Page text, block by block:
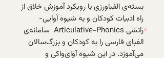
بسته‌ی الفباورزی با رویکرد آموزش خلاق از
راه ادبیات کودکان و به شیوه آوایی-
رانشی Articulative-Phonics سامانه‌ی
الفبای فارسی را به کودکان و بزرگ‌سالان
می‌آموزد. در این شیوه آوای‌واکی و